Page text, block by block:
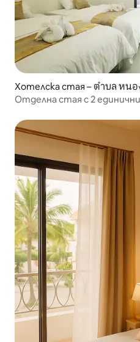
Хотелска стая – ตำบล หนอ
Отделна стая с 2